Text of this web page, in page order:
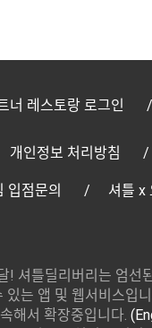
너 레스토랑 로그인
개인정보 처리방침
입점문의 셔틀 x
! 셔틀딜리버리는 엄선
는 앱 및 웹서비스입
해서 확장중입니다.